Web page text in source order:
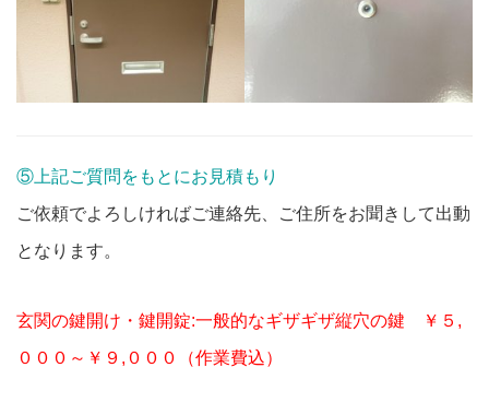
⑤上記ご質問をもとにお見積もり
ご依頼でよろしければご連絡先、ご住所をお聞きして出動
となります。
玄関の鍵開け・鍵開錠:一般的なギザギザ縦穴の鍵 ￥５,
０００～￥９,０００（作業費込）